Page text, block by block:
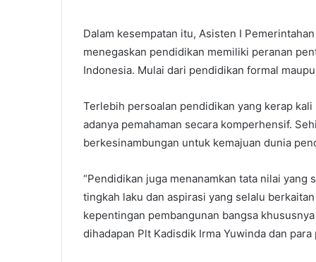
Dalam kesempatan itu, Asisten I
menegaskan pendidikan memiliki peranan
Indonesia. Mulai dari pendidikan formal
Terlebih persoalan pendidikan yang kerap
adanya pemahaman secara komperhensif.
berkesinambungan untuk kemajuan dunia
“Pendidikan juga menanamkan tata nilai
tingkah laku dan aspirasi yang selalu
kepentingan pembangunan bangsa
dihadapan Plt Kadisdik Irma Yuwinda dan